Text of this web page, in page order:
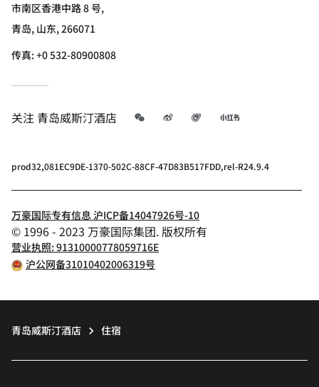
市南区香港中路 8 号,
青岛, 山东, 266071
传真:+0 532-80900808
关注 青岛威斯汀酒店 微信 微博 飞猪 小红书
prod32,081EC9DE-1370-502C-88CF-47D83B517FDD,rel-R24.9.4
万豪国际专有信息 沪ICP备14047926号-10
© 1996 - 2023 万豪国际集团. 版权所有
营业执照: 91310000778059716E
沪公网备31010402006319号
青岛威斯汀酒店 住宿